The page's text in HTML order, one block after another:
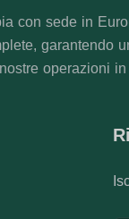
con sede in
garantendo
operazioni in